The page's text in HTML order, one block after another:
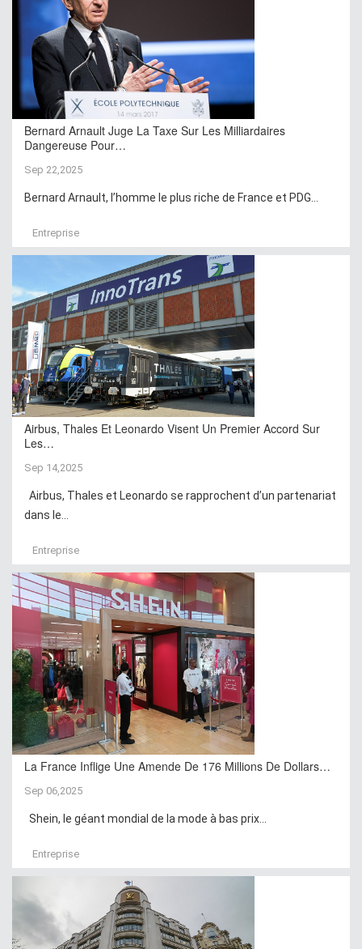
Bernard Arnault Juge La Taxe Sur Les Milliardaires
Dangereuse Pour…
Sep 22,2025
Bernard Arnault, l’homme le plus riche de France et PDG...
Entreprise
Airbus, Thales Et Leonardo Visent Un Premier Accord Sur
Les…
Sep 14,2025
Airbus, Thales et Leonardo se rapprochent d’un partenariat
dans le...
Entreprise
La France Inflige Une Amende De 176 Millions De Dollars…
Sep 06,2025
Shein, le géant mondial de la mode à bas prix...
Entreprise